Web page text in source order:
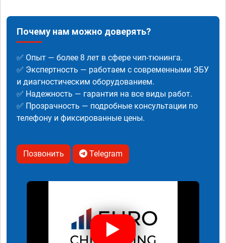
Почему нам можно доверять?
✅ Опыт — более 8 лет в сфере чип-тюнинга.
✅ Экспертность — работаем с современными ЭБУ
и диагностическим оборудованием.
✅ Надежность — гарантия на все виды работ.
✅ Прозрачность — подробные консультации по
телефону и фиксированные цены.
Позвонить Telegram